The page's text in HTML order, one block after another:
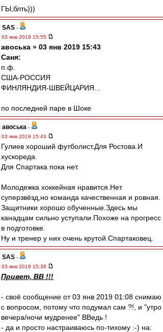
ГЫ,блть)))
SAS -
03 янв 2019 15:55
авоська » 03 янв 2019 15:43
Саня:
п.ф.
США-РОССИЯ
ФИНЛЯНДИЯ-ШВЕЙЦАРИЯ...
по последней паре в Шоке
авоська -
03 янв 2019 15:43
Гулиев хороший футболист.Для Ростова.И
хускореда.
Для Спартака пока нет.
Молодежка хоккейная нравится.Нет
суперзвёзд,но команда качественная и ровная.
Защитники хорошо обученные.Здесь мы
канадцам сильно уступали.Похоже на прогресс
в подготовке.
Ну и тренер у них очень крутой.Спартаковец.
SAS -
03 янв 2019 15:39
Привет, ВВ !!!
- своё сообщение от 03 янв 2019 01:08 снимаю
с вопросом, потому что подумал сам ?!, и "утро
вечера/ночи мудренее" ВВедь !
- да и просто настраиваюсь по-тихому :-) на: